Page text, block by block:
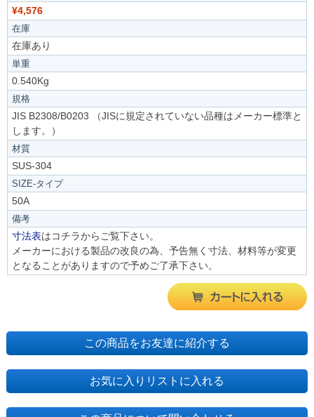
¥4,576
在庫
在庫あり
単重
0.540Kg
規格
JIS B2308/B0203 （JISに規定されていない品種はメーカー標準と
します。）
材質
SUS-304
SIZE-タイプ
50A
備考
寸法表はコチラからご覧下さい。
メーカーにおける製品の改良の為、予告無く寸法、材料等が変更
となることがありますので予めご了承下さい。